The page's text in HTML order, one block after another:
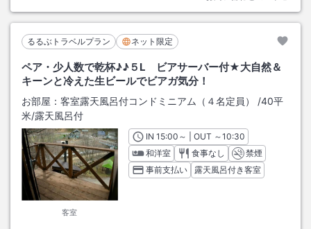
るるぶトラベルプラン ネット限定
ペア・少人数で乾杯♪♪５L ビアサーバー付★大自然＆
キーンと冷えた生ビールでビアガ気分！
お部屋： 客室露天風呂付コンドミニアム（４名定員） /40平
米/露天風呂付
客室
INチェックイン
15:00 ～ | OUT チェックアウト
～10:30
和洋室
食事なし
禁煙
事前支払い
露天風呂付き客室